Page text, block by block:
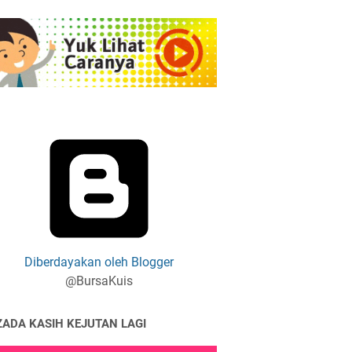
Diberdayakan oleh Blogger
@BursaKuis
KASIH KEJUTAN LAGI